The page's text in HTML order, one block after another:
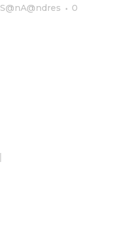
S@nA@ndres
0